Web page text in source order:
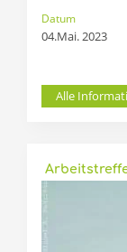
Alle
Datum
04.Mai. 2023